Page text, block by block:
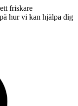
friskare
hur vi kan hjälpa dig